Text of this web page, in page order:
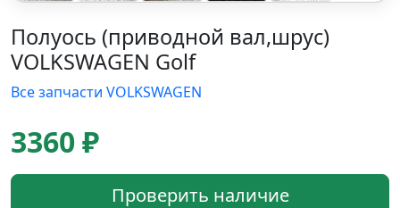
Полуось (приводной вал,шрус)
VOLKSWAGEN Golf
Все запчасти VOLKSWAGEN
3360 ₽
Проверить наличие